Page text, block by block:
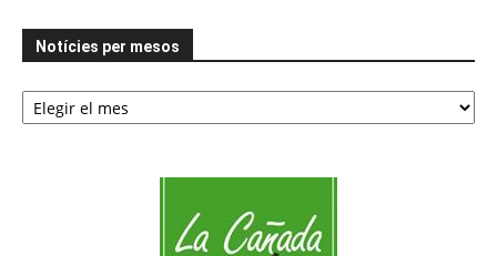
Notícies per mesos
Notícies
per